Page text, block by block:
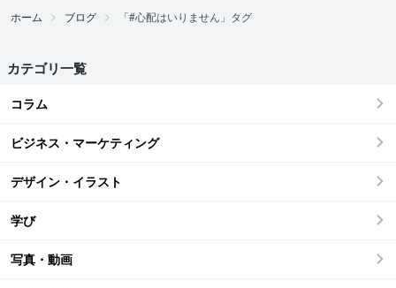
ホーム ブログ 「#心配はいりません」タグ
カテゴリ一覧
コラム
ビジネス・マーケティング
デザイン・イラスト
学び
写真・動画